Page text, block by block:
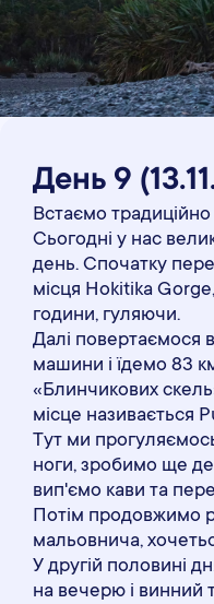
День 9 (13.11
Встаємо
Сьогодні у нас
день. Спочатку
місця Hokitika
години, гуляючи.
Далі повертаємося
машини і їдемо 83
«Блинчикових
місце називається
Тут ми
ноги, зробимо ще
вип'ємо кави та
Потім продовжимо
мальовнича,
У другій половині
на вечерю і винний